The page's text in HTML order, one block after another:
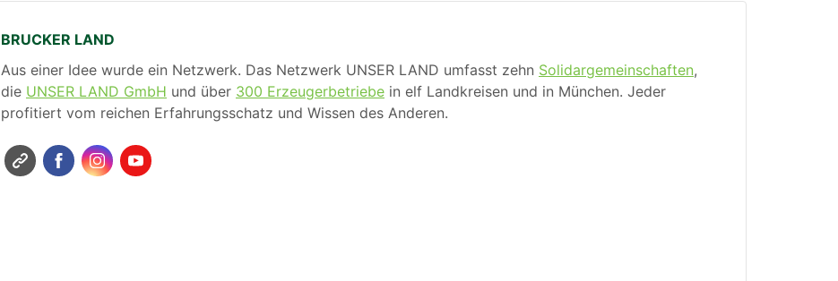
BRUCKER LAND
Aus einer Idee wurde ein Netzwerk. Das Netzwerk UNSER LAND umfasst zehn Solidargemeinschaften,
die UNSER LAND GmbH und über 300 Erzeugerbetriebe in elf Landkreisen und in München. Jeder
profitiert vom reichen Erfahrungsschatz und Wissen des Anderen.